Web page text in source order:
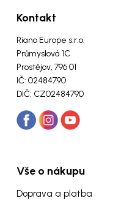
Kontakt
Riano Europe s.r.o.
Průmyslová 1C
Prostějov, 796 01
IČ: 02484790
DIČ: CZ02484790
Vše o nákupu
Doprava a platba